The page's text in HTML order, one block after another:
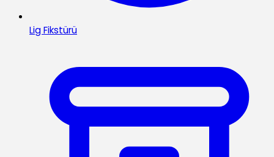
Lig Fikstürü